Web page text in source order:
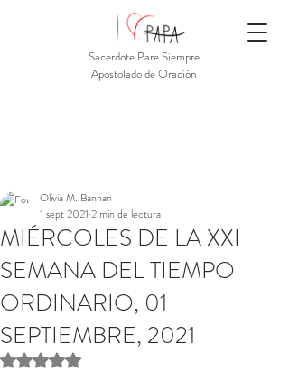
Sacerdote Pare Siempre
Apostolado de Oración
MIÉRCOLES DE LA XXI
SEMANA DEL TIEMPO
ORDINARIO, 01
SEPTIEMBRE, 2021
Olivia M. Bannan
1 sept 2021 2 min de lectura
Obtuvo NaN de 5 estrellas.